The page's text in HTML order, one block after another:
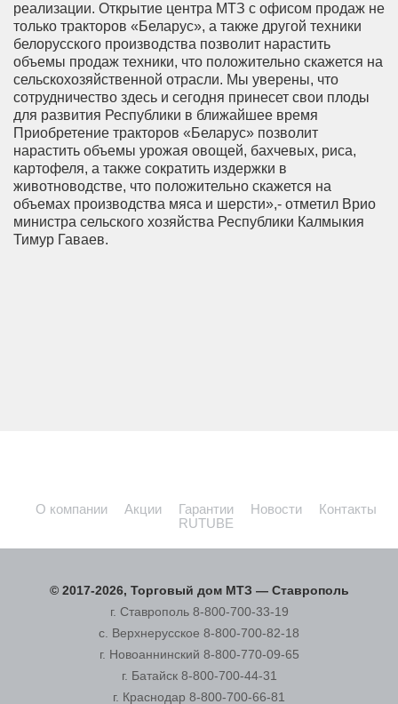
реализации. Открытие центра МТЗ с офисом продаж не
только тракторов «Беларус», а также другой техники
белорусского производства позволит нарастить
объемы продаж техники, что положительно скажется на
сельскохозяйственной отрасли. Мы уверены, что
сотрудничество здесь и сегодня принесет свои плоды
для развития Республики в ближайшее время
Приобретение тракторов «Беларус» позволит
нарастить объемы урожая овощей, бахчевых, риса,
картофеля, а также сократить издержки в
животноводстве, что положительно скажется на
объемах производства мяса и шерсти»,- отметил Врио
министра сельского хозяйства Республики Калмыкия
Тимур Гаваев.
О компании Акции Гарантии Новости
Контакты
RUTUBE
© 2017-2026, Торговый дом МТЗ — Ставрополь
г. Ставрополь 8-800-700-33-19
с. Верхнерусское 8-800-700-82-18
г. Новоаннинский 8-800-770-09-65
г. Батайск 8-800-700-44-31
г. Краснодар 8-800-700-66-81